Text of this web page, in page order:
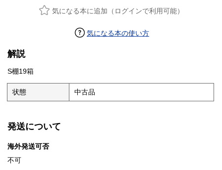
気になる本に追加（ログインで利用可能）
気になる本の使い方
解説
S棚19箱
状態 中古品
発送について
海外発送可否
不可